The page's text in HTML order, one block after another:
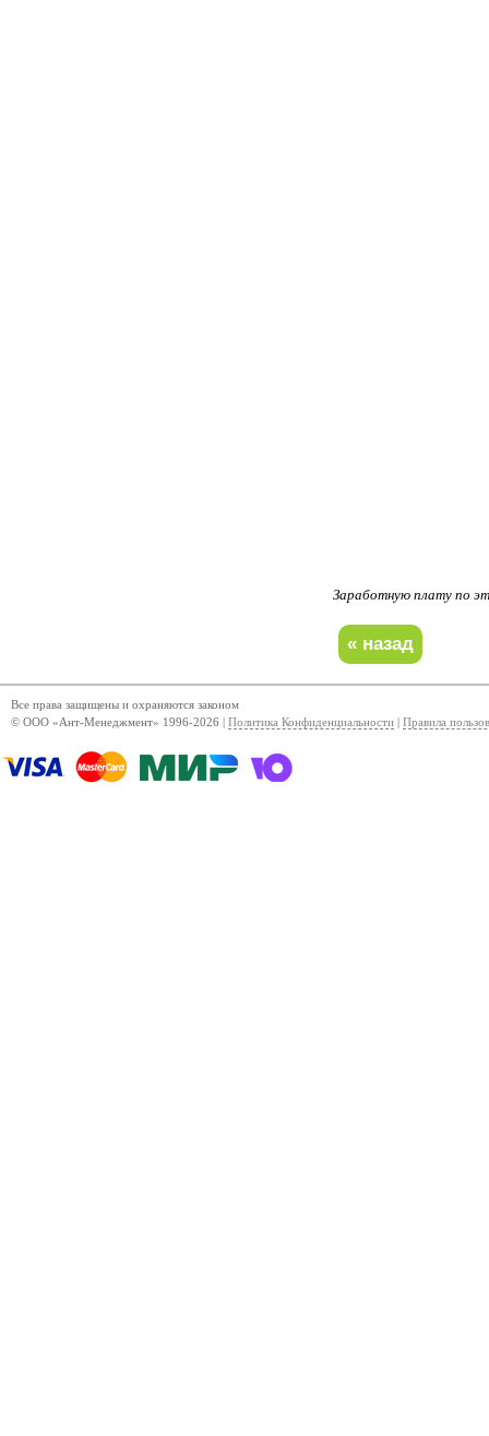
Заработную плату по
Все права защищены и охраняются законом
© ООО «Ант-Менеджмент» 1996-2026 | Политика Конфиденциальности Правила